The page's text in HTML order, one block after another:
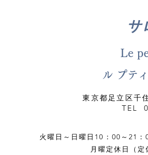
サ
Le
ル プテ
東京都足立区
TEL
火曜日～日曜日10：00～21
月曜定休日（